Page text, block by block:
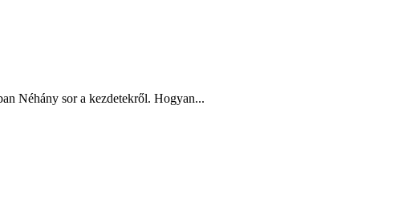
Néhány sor a kezdetekről. Hogyan...